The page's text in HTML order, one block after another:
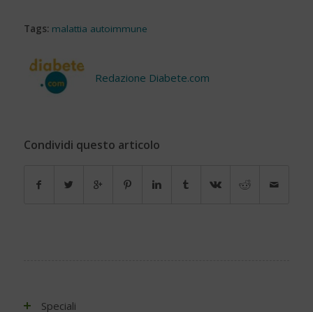
Tags: malattia autoimmune
Redazione Diabete.com
Condividi questo articolo
Speciali